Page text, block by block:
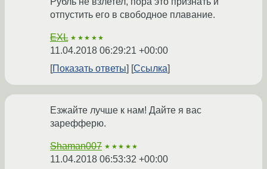
отпустить его в свободное плавание.
EXL ★★★★★
11.04.2018 06:29:21 +00:00
Показать ответы
Ссылка
Езжайте лучше к нам! Дайте я вас
зарефферю.
Shaman007 ★★★★★
11.04.2018 06:53:32 +00:00